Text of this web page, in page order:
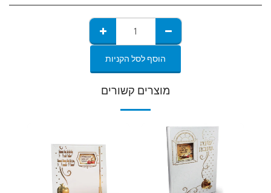
הוסף לסל הקניות
מוצרים קשורים